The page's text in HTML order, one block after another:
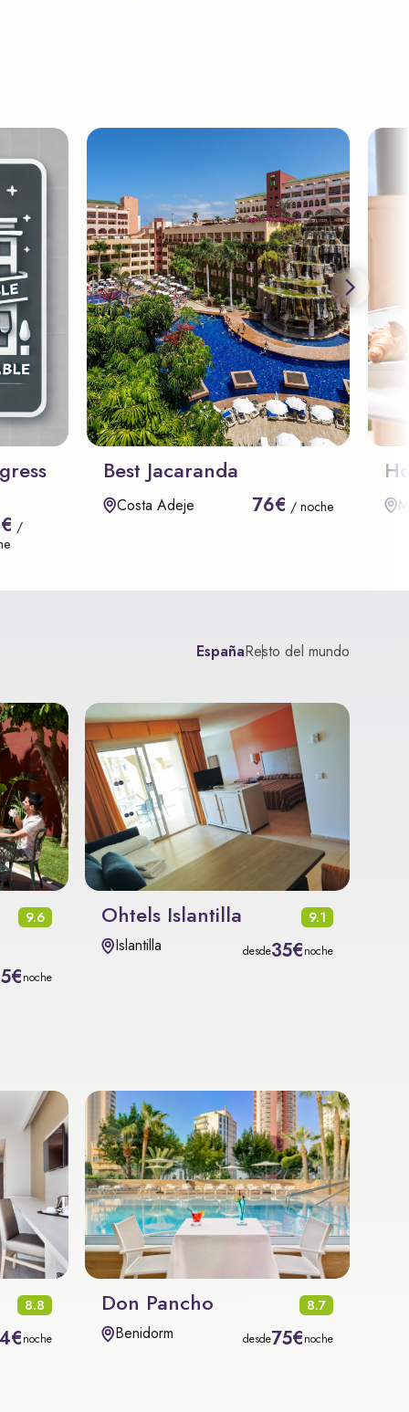
/
Best Jacaranda
Costa Adeje 76€ / noche
EspañaResto del mundo
9.6
noche
Ohtels Islantilla 9.1
Islantilla desde35€noche
8.8
noche
Don Pancho 8.7
Benidorm desde75€noche